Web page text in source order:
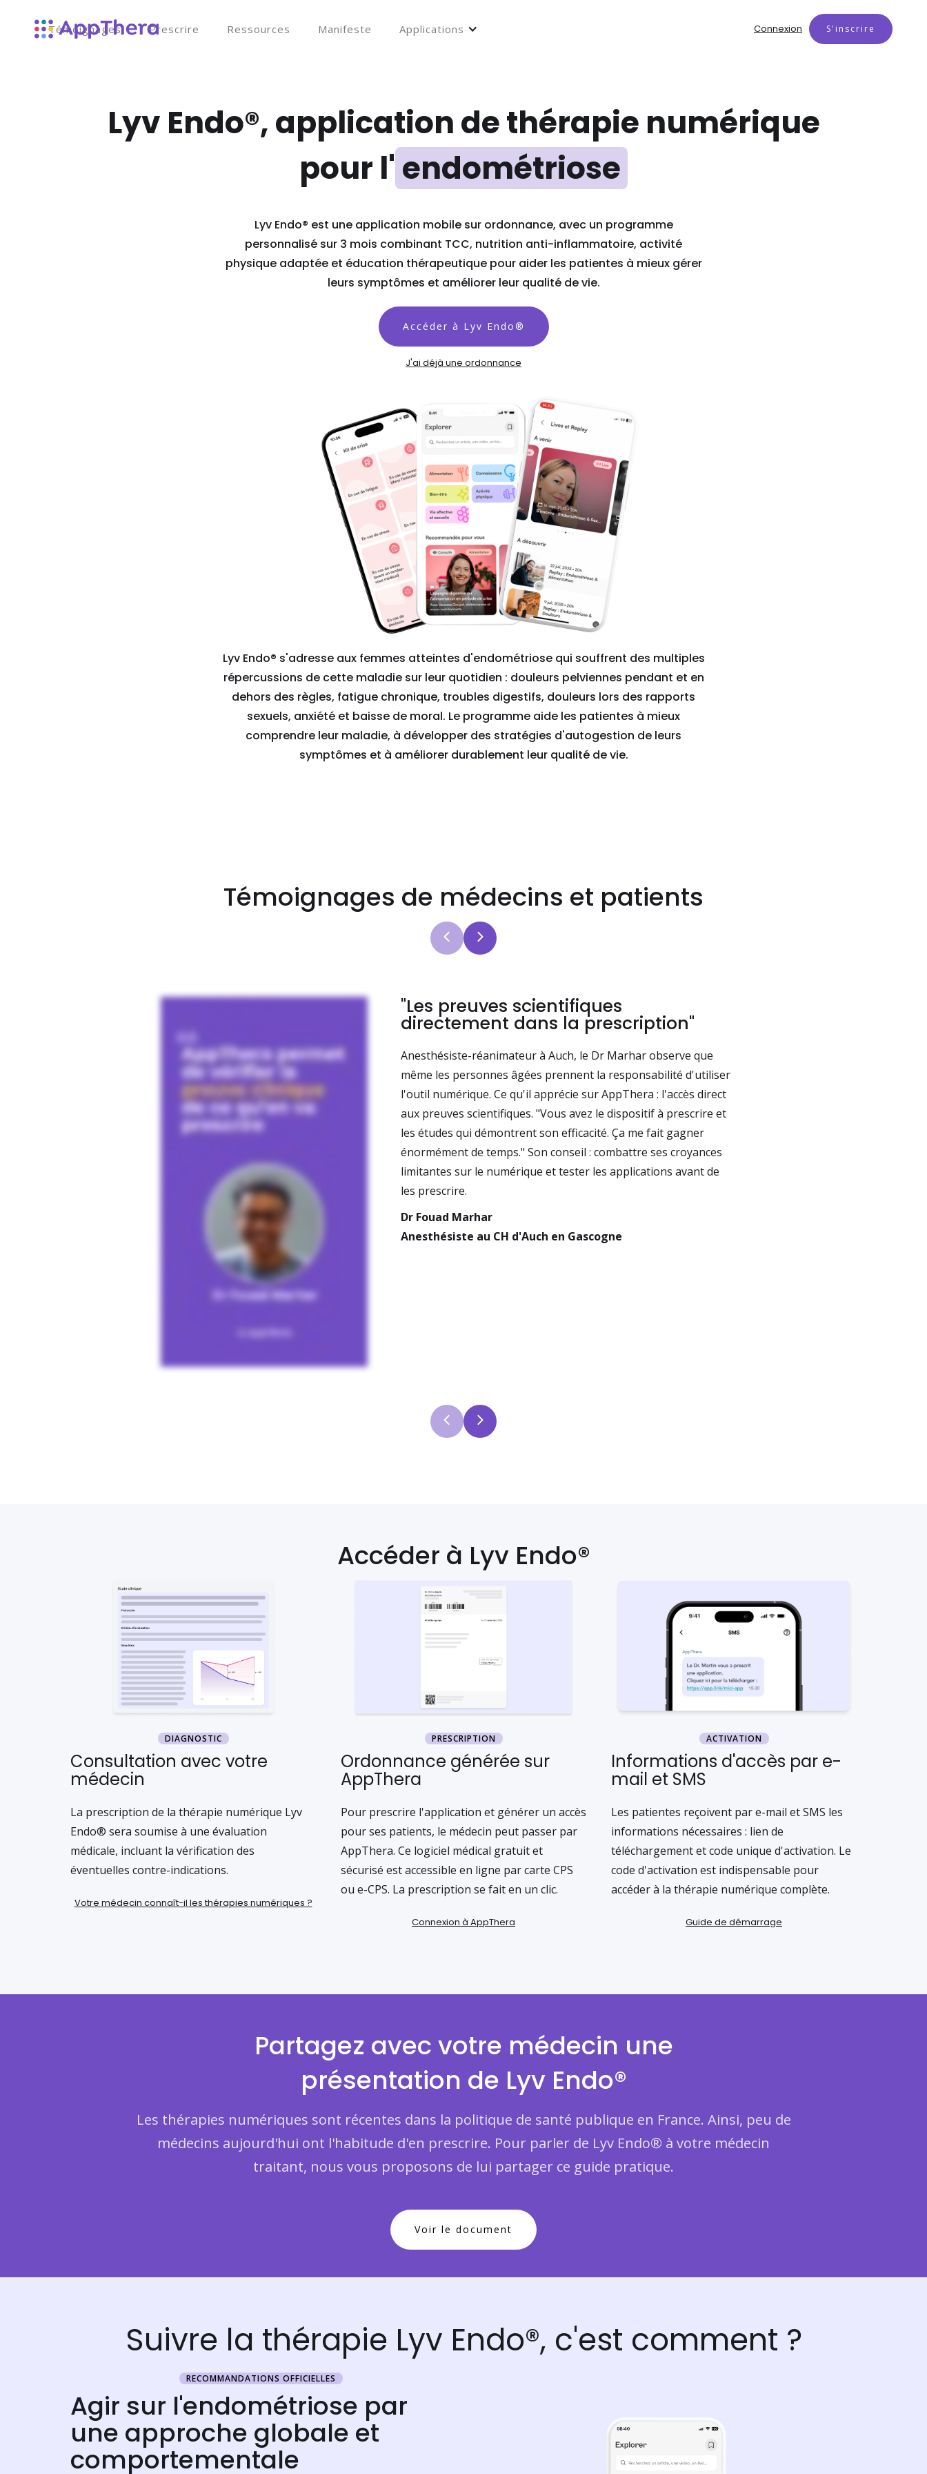
Témoignages Prescrire Ressources Manifeste Applications Connexion S'inscrire
Lyv Endo®, application de thérapie numérique
pour l' endométriose
Lyv Endo® est une application mobile sur ordonnance, avec un programme
personnalisé sur 3 mois combinant TCC, nutrition anti-inflammatoire, activité
physique adaptée et éducation thérapeutique pour aider les patientes à mieux gérer
leurs symptômes et améliorer leur qualité de vie.
Accéder à Lyv Endo®
J'ai déjà une ordonnance
Lyv Endo® s'adresse aux femmes atteintes d'endométriose qui souffrent des multiples
répercussions de cette maladie sur leur quotidien : douleurs pelviennes pendant et en
dehors des règles, fatigue chronique, troubles digestifs, douleurs lors des rapports
sexuels, anxiété et baisse de moral. Le programme aide les patientes à mieux
comprendre leur maladie, à développer des stratégies d'autogestion de leurs
symptômes et à améliorer durablement leur qualité de vie.
Témoignages de médecins et patients
"Les preuves scientifiques
directement dans la prescription"
Anesthésiste-réanimateur à Auch, le Dr Marhar observe que
même les personnes âgées prennent la responsabilité d'utiliser
l'outil numérique. Ce qu'il apprécie sur AppThera : l'accès direct
aux preuves scientifiques. "Vous avez le dispositif à prescrire et
les études qui démontrent son efficacité. Ça me fait gagner
énormément de temps." Son conseil : combattre ses croyances
limitantes sur le numérique et tester les applications avant de
les prescrire.
Dr Fouad Marhar
Anesthésiste au CH d'Auch en Gascogne
Accéder à Lyv Endo®
DIAGNOSTIC
Consultation avec votre
médecin
La prescription de la thérapie numérique Lyv
Endo® sera soumise à une évaluation
médicale, incluant la vérification des
éventuelles contre-indications.
Votre médecin connaît-il les thérapies numériques ?
PRESCRIPTION
Ordonnance générée sur
AppThera
Pour prescrire l'application et générer un accès
pour ses patients, le médecin peut passer par
AppThera. Ce logiciel médical gratuit et
sécurisé est accessible en ligne par carte CPS
ou e-CPS. La prescription se fait en un clic.
Connexion à AppThera
ACTIVATION
Informations d'accès par e-
mail et SMS
Les patientes reçoivent par e-mail et SMS les
informations nécessaires : lien de
téléchargement et code unique d'activation. Le
code d'activation est indispensable pour
accéder à la thérapie numérique complète.
Guide de démarrage
Partagez avec votre médecin une
présentation de Lyv Endo®
Les thérapies numériques sont récentes dans la politique de santé publique en France. Ainsi, peu de
médecins aujourd'hui ont l'habitude d'en prescrire. Pour parler de Lyv Endo® à votre médecin
traitant, nous vous proposons de lui partager ce guide pratique.
Voir le document
Suivre la thérapie Lyv Endo®, c'est comment ?
RECOMMANDATIONS OFFICIELLES
Agir sur l'endométriose par
une approche globale et
comportementale